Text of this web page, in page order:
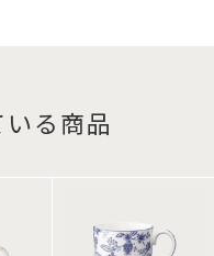
る商品